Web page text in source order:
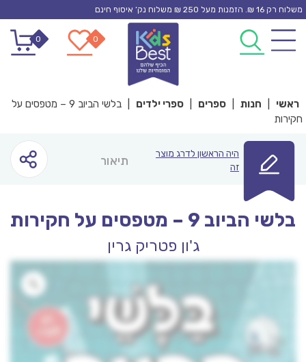
Skip
content
משלוח רק 16 ₪. הזמנות מעל 250 ₪ משלוח נק’ איסוף חינם
0
0
ראשי חנות ספרים ספרי ילדים
בלשי הביוב 9 – מטפסים על
חקירות
היה הראשון לדרג מוצר
זה
תיאור
בלשי הביוב 9 – מטפסים על חקירות
ג'ון פטריק גרין